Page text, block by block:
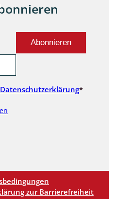
Datenschutzerklärung*
zur Barrierefreiheit